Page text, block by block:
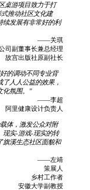
桌游项目致力于打
推动社区文化建
续发展有非常好的利
——关琪
司副董事长兼总经理
故宫出版社原副社长
的调动不同专业背
人人公益的效果，
化氛围。”
——李超
阿里健康设计负责人
体，激发公众对附
现实-游戏-现实的转
旗溪生态社区面貌和
——左靖
策展人
乡村工作者
安徽大学副教授